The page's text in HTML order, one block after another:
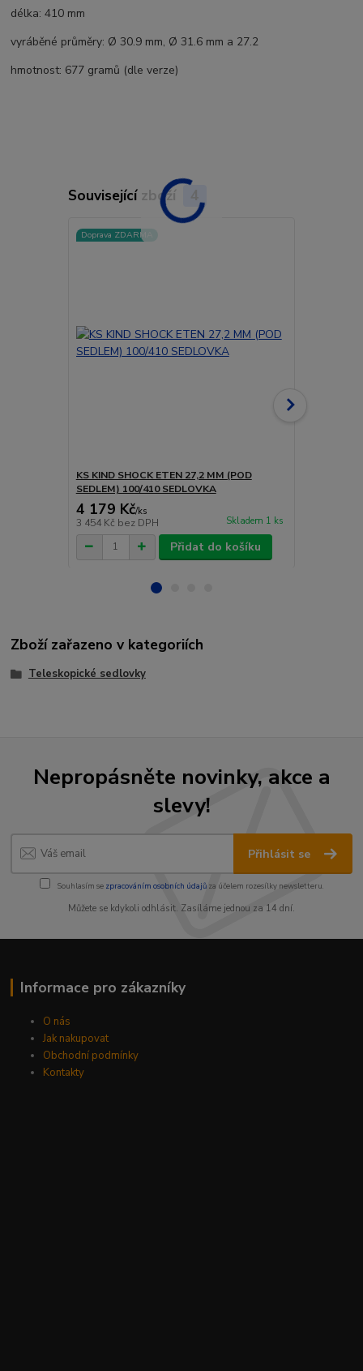
délka: 410 mm
vyráběné průměry: Ø 30.9 mm, Ø 31.6 mm a 27.2
hmotnost: 677 gramů (dle verze)
Související zboží 4
Doprava ZDARMA
KS KIND SHOCK ETEN 27,2 MM (POD
SEDLEM) 100/410 SEDLOVKA
4 179 Kč/ks
3 454 Kč bez DPH Skladem 1 ks
Přidat do košíku
Zboží zařazeno v kategoriích
Teleskopické sedlovky
Nepropásněte novinky, akce a
slevy!
Přihlásit se
Souhlasím se zpracováním osobních údajůza účelem rozesílky newsletteru.
Můžete se kdykoli odhlásit. Zasíláme jednou za 14 dní.
Informace pro zákazníky
O nás
Jak nakupovat
Obchodní podmínky
Kontakty